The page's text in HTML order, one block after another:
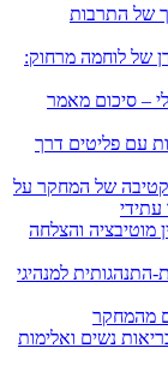
של התרבות
של לוחמה מרחוק:
– סיכום מאמר
עם פליטים דרך
של המחקר על
עתידי
מוטיבציה והצלחה
התנהגותית למנהיגי
מהמחקר
נשים ואלימות